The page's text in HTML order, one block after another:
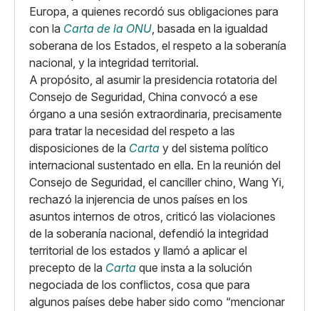
Europa, a quienes recordó sus obligaciones para
con la Carta de la ONU, basada en la igualdad
soberana de los Estados, el respeto a la soberanía
nacional, y la integridad territorial.
A propósito, al asumir la presidencia rotatoria del
Consejo de Seguridad, China convocó a ese
órgano a una sesión extraordinaria, precisamente
para tratar la necesidad del respeto a las
disposiciones de la Carta y del sistema político
internacional sustentado en ella. En la reunión del
Consejo de Seguridad, el canciller chino, Wang Yi,
rechazó la injerencia de unos países en los
asuntos internos de otros, criticó las violaciones
de la soberanía nacional, defendió la integridad
territorial de los estados y llamó a aplicar el
precepto de la Carta que insta a la solución
negociada de los conflictos, cosa que para
algunos países debe haber sido como “mencionar